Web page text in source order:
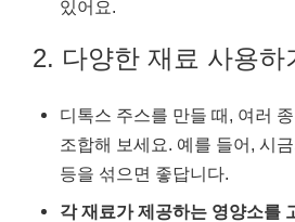
있어요.
2. 다양한 재료 사용하
디톡스 주스를 만들 때, 여러
조합해 보세요. 예를 들어, 시
등을 섞으면 좋답니다.
각 재료가 제공하는 영양소를